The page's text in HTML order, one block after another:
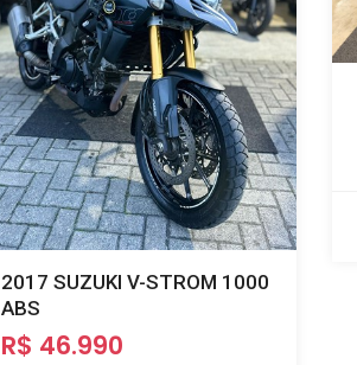
2017 SUZUKI V-STROM 1000
ABS
R$ 46.990